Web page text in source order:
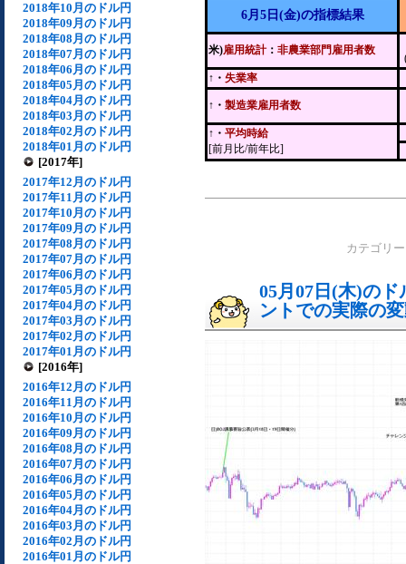
2018年10月のドル円
2018年09月のドル円
2018年08月のドル円
2018年07月のドル円
2018年06月のドル円
2018年05月のドル円
2018年04月のドル円
2018年03月のドル円
2018年02月のドル円
2018年01月のドル円
[2017年]
2017年12月のドル円
2017年11月のドル円
2017年10月のドル円
2017年09月のドル円
2017年08月のドル円
2017年07月のドル円
2017年06月のドル円
2017年05月のドル円
2017年04月のドル円
2017年03月のドル円
2017年02月のドル円
2017年01月のドル円
[2016年]
2016年12月のドル円
2016年11月のドル円
2016年10月のドル円
2016年09月のドル円
2016年08月のドル円
2016年07月のドル円
2016年06月のドル円
2016年05月のドル円
2016年04月のドル円
2016年03月のドル円
2016年02月のドル円
2016年01月のドル円
6月5日(金)の指標結果
米)雇用統計： 非農業部門雇用者数
↑・ 失業率
↑・ 製造業雇用者数
↑・ 平均時給
[前月比/前年比]
カテゴリ
05月07日(木)の
ントでの実際の